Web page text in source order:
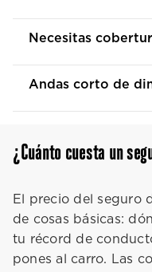
Necesitas
Andas corto de
¿Cuánto cuesta un
El precio del seguro
de cosas básicas:
tu récord de
pones al carro. Las